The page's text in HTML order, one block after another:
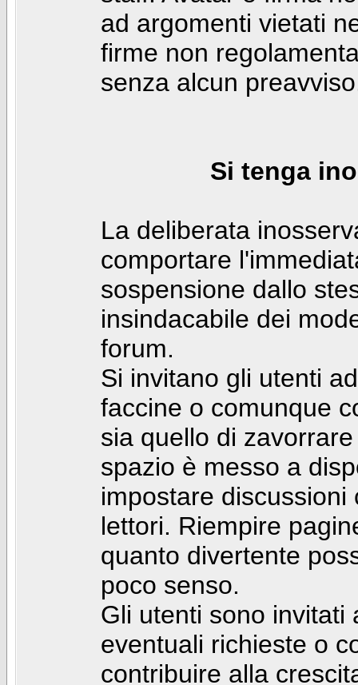
ad argomenti vietati
firme non
senza alcun
Si tenga
La deliberata
comportare
sospensione dallo
insindacabile dei
forum.
Si invitano gli utenti
faccine o comunque
sia quello di
spazio è messo a
impostare
lettori. Riempire
quanto divertente
poco senso.
Gli utenti sono invitati
eventuali richieste o
contribuire alla